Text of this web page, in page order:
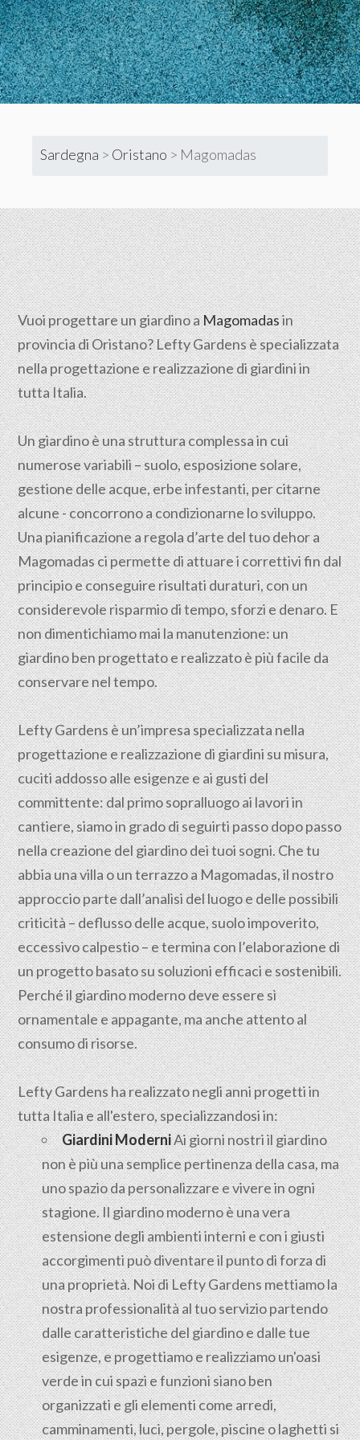
Sardegna > Oristano > Magomadas
Vuoi progettare un giardino aMagomadasin
provincia diOristano? Lefty Gardens è specializzata
nella progettazione e realizzazione di giardini in
tutta Italia.
Un giardino è una struttura complessa in cui
numerose variabili – suolo, esposizione solare,
gestione delle acque, erbe infestanti, per citarne
alcune - concorrono a condizionarne lo sviluppo.
Una pianificazione a regola d’arte del tuo dehor a
Magomadas ci permette di attuare i correttivi fin dal
principio e conseguire risultati duraturi, con un
considerevole risparmio di tempo, sforzi e denaro. E
non dimentichiamo mai la manutenzione: un
giardino ben progettato e realizzato è più facile da
conservare nel tempo.
Lefty Gardens è un’impresa specializzata nella
progettazionee realizzazione di giardini su misura,
cuciti addosso alle esigenze e ai gusti del
committente: dal primo sopralluogo ai lavori in
cantiere, siamo in grado di seguirti passo dopo passo
nella creazione del giardino dei tuoi sogni. Che tu
abbia una villa o un terrazzo a Magomadas, il nostro
approccio parte dall’analisi del luogo e delle possibili
criticità – deflusso delle acque, suolo impoverito,
eccessivo calpestio – e termina con l’elaborazione di
un progetto basato su soluzioni efficaci e sostenibili.
Perché il giardino moderno deve essere sì
ornamentale e appagante, ma anche attento al
consumo di risorse.
Lefty Gardens ha realizzato negli anni progetti in
tutta Italia e all'estero, specializzandosi in:
Giardini ModerniAi giorni nostri il giardino
non è più una semplice pertinenza della casa, ma
uno spazio da personalizzare e vivere in ogni
stagione. Il giardino moderno è una vera
estensione degli ambienti interni e con i giusti
accorgimenti può diventare il punto di forza di
una proprietà. Noi di Lefty Gardens mettiamo la
nostra professionalità al tuo servizio partendo
dalle caratteristiche del giardino e dalle tue
esigenze, e progettiamo e realizziamo un'oasi
verde in cui spazi e funzioni siano ben
organizzati e gli elementi come arredi,
camminamenti, luci, pergole, piscine o laghetti si